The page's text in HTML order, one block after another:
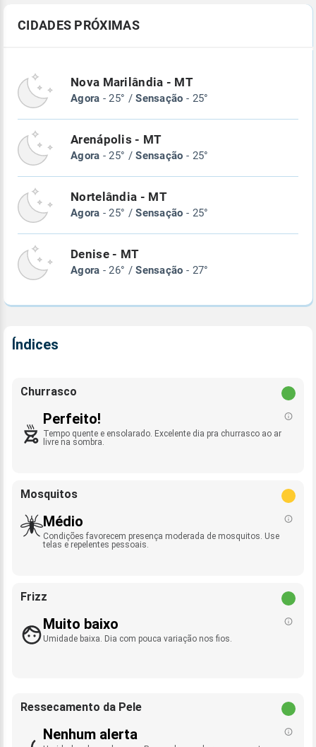
CIDADES PRÓXIMAS
Nova Marilândia - MT
Agora - 25° /Sensação - 25°
Arenápolis - MT
Agora - 25° /Sensação - 25°
Nortelândia - MT
Agora - 25° /Sensação - 25°
Denise - MT
Agora - 26° /Sensação - 27°
Índices
Churrasco
Perfeito!
Tempo quente e ensolarado. Excelente dia pra churrasco ao ar
livre na sombra.
Mosquitos
Médio
Condições favorecem presença moderada de mosquitos. Use
telas e repelentes pessoais.
Frizz
Muito baixo
Umidade baixa. Dia com pouca variação nos fios.
Ressecamento da Pele
Nenhum alerta